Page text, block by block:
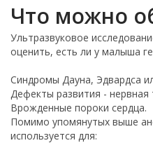
Что можно
Ультразвуковое
оценить, есть ли у малыша
Синдромы Дауна, Эдвардса
Дефекты развития - нервная
Врожденные пороки сердца.
Помимо упомянутых выше
используется для: